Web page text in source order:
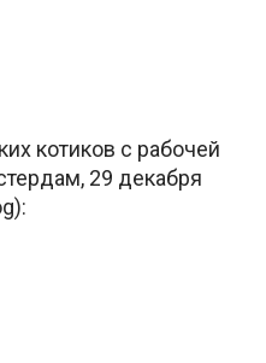
котиков с рабочей
29 декабря